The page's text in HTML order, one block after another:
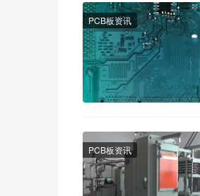
PCB板资讯
PCB板资讯